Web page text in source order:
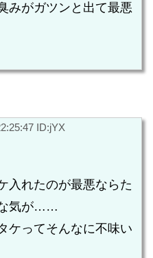
みがガツンと出て最悪
ID:jYX
入れたのが最悪ならた
な気が……
ケってそんなに不味い